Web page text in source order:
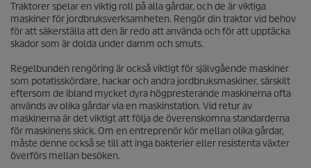
Traktorer spelar en viktig roll på alla gårdar, och de är viktiga
maskiner för jordbruksverksamheten. Rengör din traktor vid behov
för att säkerställa att den är redo att använda och för att upptäcka
skador som är dolda under damm och smuts.
Regelbunden rengöring är också viktigt för självgående maskiner
som potatisskördare, hackar och andra jordbruksmaskiner, särskilt
eftersom de ibland mycket dyra högpresterande maskinerna ofta
används av olika gårdar via en maskinstation. Vid retur av
maskinerna är det viktigt att följa de överenskomna standarderna
för maskinens skick. Om en entreprenör kör mellan olika gårdar,
måste denne också se till att inga bakterier eller resistenta växter
överförs mellan besöken.